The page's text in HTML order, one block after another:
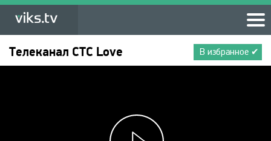
В избранное ✔
Телеканал СТС Love